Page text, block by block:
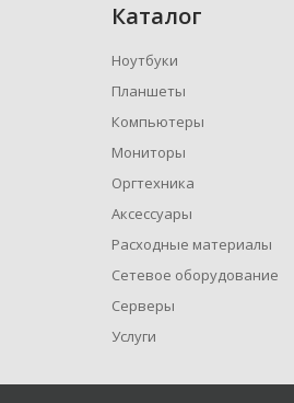
Каталог
Ноутбуки
Планшеты
Компьютеры
Мониторы
Оргтехника
Аксессуары
Расходные материалы
Сетевое оборудование
Серверы
Услуги